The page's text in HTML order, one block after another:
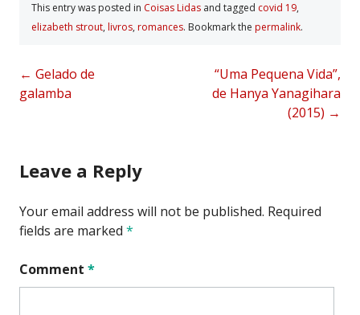
This entry was posted in Coisas Lidas and tagged covid 19,
elizabeth strout, livros, romances. Bookmark the permalink.
Post
navigation
← Gelado de
galamba
“Uma Pequena Vida”,
de Hanya Yanagihara
(2015) →
Leave a Reply
Your email address will not be published. Required
fields are marked *
Comment *